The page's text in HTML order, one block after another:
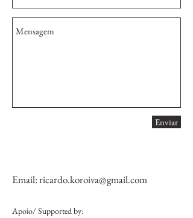
Enviar
Email:ricardo.koroiva@gmail.com
Apoio/ Supported by: